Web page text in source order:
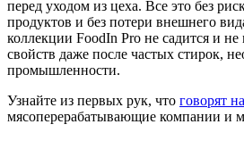
перед уходом из цеха. Все это без
продуктов и без потери внешнего
коллекции FoodIn Pro не садится и
свойств даже после частых стирок,
промышленности.
Узнайте из первых рук, что говорят
мясоперерабатывающие компании и